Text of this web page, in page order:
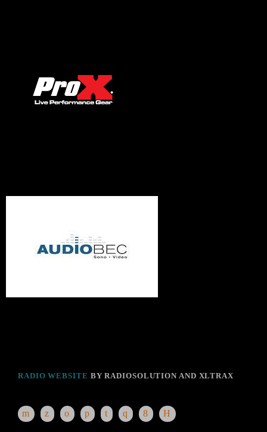
RADIO WEBSITE BY RADIOSOLUTION AND XLTRAX